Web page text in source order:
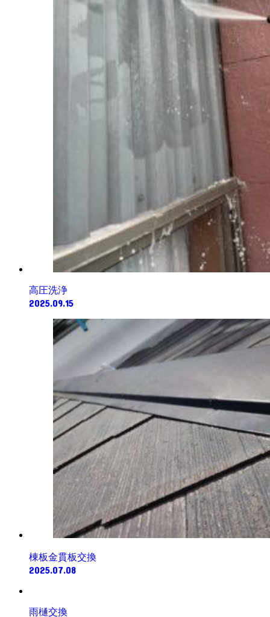
高圧洗浄
2025.09.15
棟板金貫板交換
2025.07.08
雨樋交換